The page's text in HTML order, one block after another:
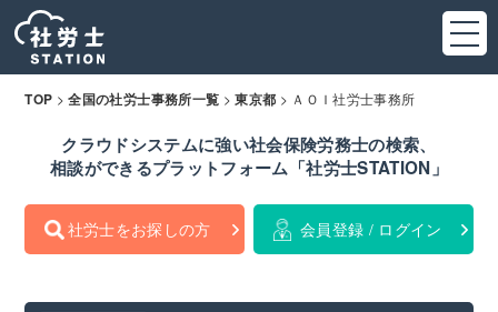
TOP >全国の社労士事務所一覧 >東京都 > ＡＯＩ社労士事務所
クラウドシステムに強い社会保険労務士の検索、
相談ができるプラットフォーム「社労士STATION」
社労士をお探しの方 会員登録 / ログイン